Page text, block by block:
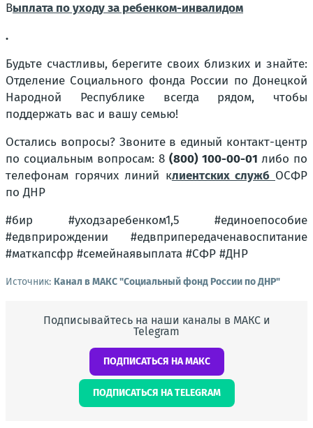
Выплата по уходу за ребенком-инвалидом
.
Будьте счастливы, берегите своих близких и знайте:
Отделение Социального фонда России по Донецкой
Народной Республике всегда рядом, чтобы
поддержать вас и вашу семью!
Остались вопросы? Звоните в единый контакт-центр
по социальным вопросам: 8 (800) 100-00-01 либо по
телефонам горячих линий клиентских служб ОСФР
по ДНР
#бир #уходзаребенком1,5 #единоепособие
#едвприрождении #едвприпередаченавоспитание
#маткапсфр #семейнаявыплата #СФР #ДНР
Источник: Канал в МАКС "Социальный фонд России по ДНР"
Подписывайтесь на наши каналы в МАКС и
Telegram
ПОДПИСАТЬСЯ НА МАКС
ПОДПИСАТЬСЯ НА TELEGRAM